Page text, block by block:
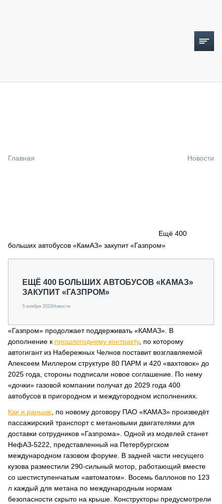
СПЕЦПРОЕКТЫ
О ПРОЕКТЕ
Главная Новости
Ещё 400
больших автобусов «КамАЗ» закупит «Газпром»
ЕЩЁ 400 БОЛЬШИХ АВТОБУСОВ «КАМАЗ»
ЗАКУПИТ «ГАЗПРОМ»
5 ноября 2023Новости
«Газпром» продолжает поддерживать «КАМАЗ». В
дополнение к прошлогоднему контракту, по которому
автогигант из Набережных Челнов поставит возглавляемой
Алексеем Миллером структуре 80 ПАРМ и 420 «вахтовок» до
2025 года, стороны подписали новое соглашение. По нему
«дочки» газовой компании получат до 2029 года 400
автобусов в пригородном и междугородном исполнениях.
Как и раньше , по новому договору ПАО «КАМАЗ» произведёт
пассажирский транспорт с метановыми двигателями для
доставки сотрудников «Газпрома». Одной из моделей станет
НефАЗ-5222, представленный на Петербургском
международном газовом форуме. В задней части несущего
кузова разместили 290-сильный мотор, работающий вместе
со шестиступенчатым «автоматом». Восемь баллонов по 123
л каждый для метана по международным нормам
безопасности скрыто на крыше. Конструкторы предусмотрели